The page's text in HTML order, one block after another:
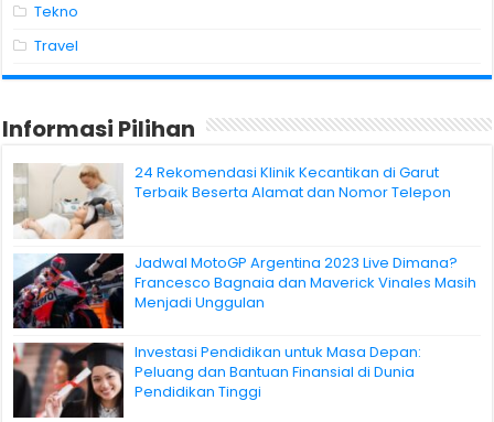
Tekno
Travel
Informasi Pilihan
24 Rekomendasi Klinik Kecantikan di Garut
Terbaik Beserta Alamat dan Nomor Telepon
Jadwal MotoGP Argentina 2023 Live Dimana?
Francesco Bagnaia dan Maverick Vinales Masih
Menjadi Unggulan
Investasi Pendidikan untuk Masa Depan:
Peluang dan Bantuan Finansial di Dunia
Pendidikan Tinggi